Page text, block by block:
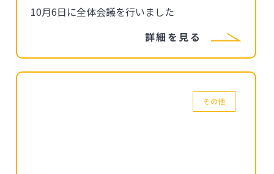
10月6日に全体会議を行いました
詳細を見る
その他